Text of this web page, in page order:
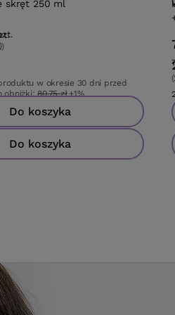
skręt 250 ml
w okresie 30 dni przed
obniżki:80,75 zł +1%
Do koszyka
szt.
Do koszyka